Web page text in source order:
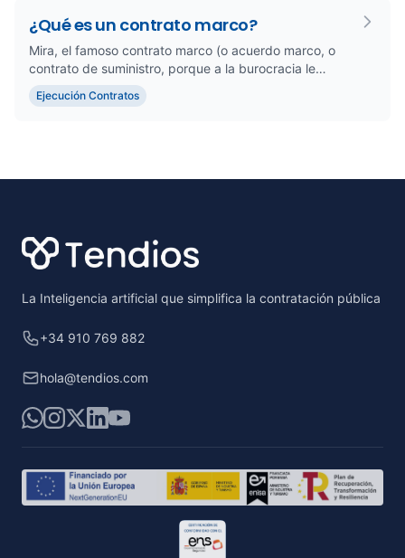
¿Qué es un contrato marco?
Mira, el famoso contrato marco (o acuerdo marco, o
contrato de suministro, porque a la burocracia le
encanta tener mil n...
Ejecución Contratos
La Inteligencia artificial que simplifica la contratación pública
+34 910 769 882
hola@tendios.com
WhatsApp
Instagram
X LinkedIn
YouTube